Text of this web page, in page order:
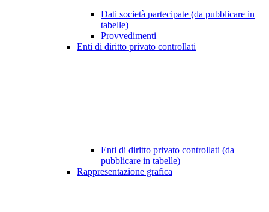
Dati società partecipate (da pubblicare in
tabelle)
Provvedimenti
Enti di diritto privato controllati
Enti di diritto privato controllati (da
pubblicare in tabelle)
Rappresentazione grafica